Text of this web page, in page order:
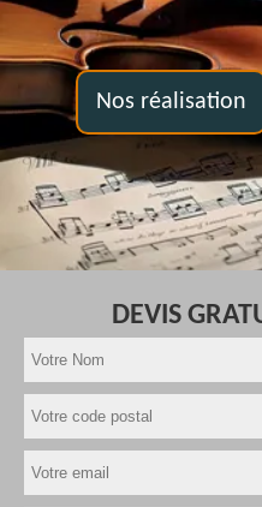
Nos réalisation
DEVIS